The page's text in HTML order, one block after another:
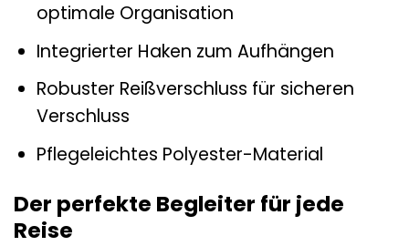
optimale Organisation
Integrierter Haken zum Aufhängen
Robuster Reißverschluss für sicheren
Verschluss
Pflegeleichtes Polyester-Material
Der perfekte Begleiter für jede
Reise